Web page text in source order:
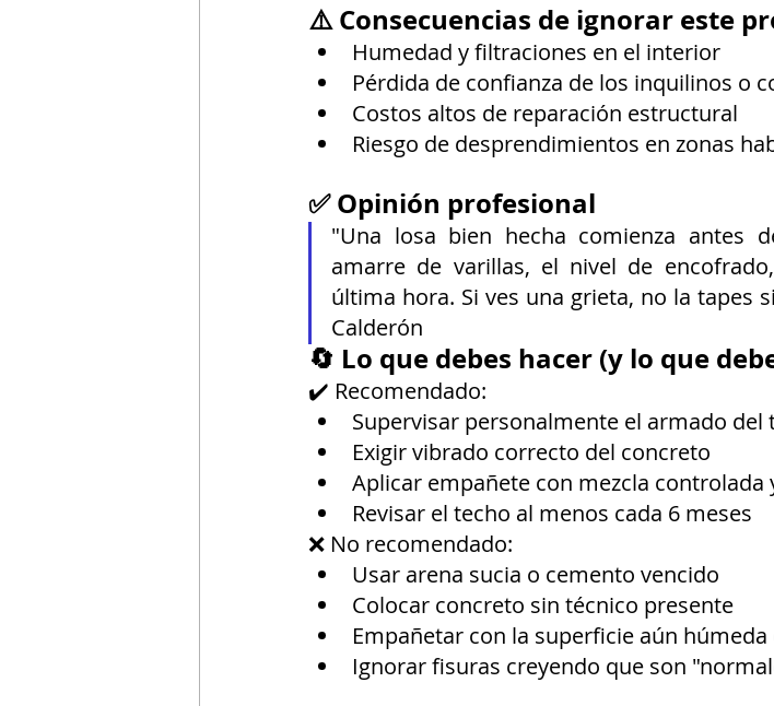
⚠️ Consecuencias de ignorar este
Humedad y filtraciones en el interior
Pérdida de confianza de los inquilinos o
Costos altos de reparación estructural
Riesgo de desprendimientos en zonas
✅ Opinión profesional
"Una losa bien hecha comienza antes
amarre de varillas, el nivel de
última hora. Si ves una grieta, no la tapes
Calderón
🔄 Lo que debes hacer (y lo que
✔️ Recomendado:
Supervisar personalmente el armado del
Exigir vibrado correcto del concreto
Aplicar empañete con mezcla controlada
Revisar el techo al menos cada 6 meses
❌ No recomendado:
Usar arena sucia o cemento vencido
Colocar concreto sin técnico presente
Empañetar con la superficie aún
Ignorar fisuras creyendo que son